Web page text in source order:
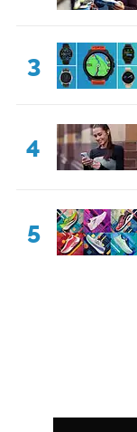
3
4
5